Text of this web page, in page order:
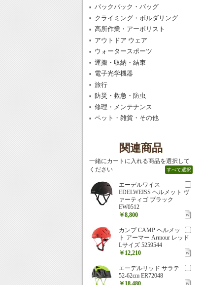
バックパック・バッグ
クライミング・ボルダリング
高所作業・アーボリスト
アウトドア ウェア
ウォータースポーツ
運搬・収納・結束
電子光学機器
旅行
防災・救急・防虫
修理・メンテナンス
ペット・雑貨・その他
関連商品
一緒にカートに入れる商品を選択して
ください
すべて選択
エーデルワイス
EDELWEISS ヘルメット ヴ
ァーティゴ ブラック
EW0512
￥8,800
カンプ CAMP ヘルメッ
ト アーマー Armour レッド
Lサイズ 5259544
￥12,210
エーデルリッド サラテ
52-62cm ER72048
￥18,480